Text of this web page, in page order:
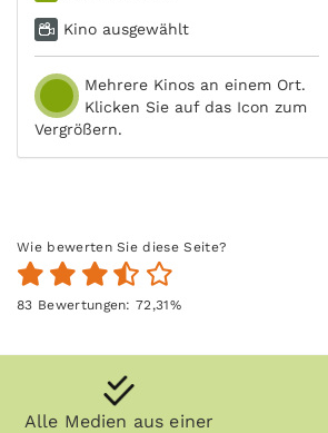
Kino ausgewählt
Mehrere Kinos an einem Ort.
Klicken Sie auf das Icon zum
Vergrößern.
Wie bewerten Sie diese Seite?
83 Bewertungen:72,31%
Alle Medien aus einer